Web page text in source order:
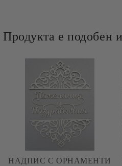
НАДПИС С ОРНАМЕНТИ